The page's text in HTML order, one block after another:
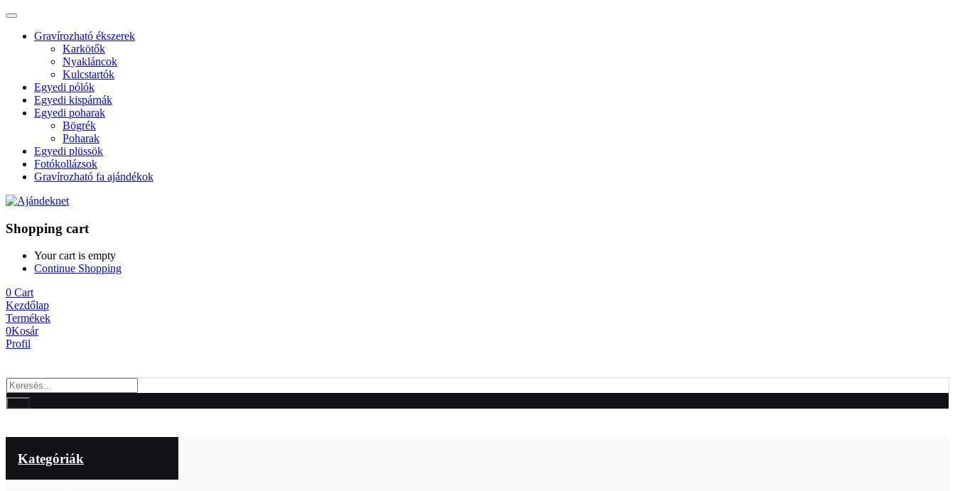
Gravírozható ékszerek
Karkötők
Nyakláncok
Kulcstartók
Egyedi pólók
Egyedi kispárnák
Egyedi poharak
Bögrék
Poharak
Egyedi plüssök
Fotókollázsok
Gravírozható fa ajándékok
Shopping cart
Your cart is empty
Continue Shopping
0 Cart
Kezdőlap
Termékek
0Kosár
Profil
Kategóriák